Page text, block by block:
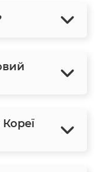
Кореї